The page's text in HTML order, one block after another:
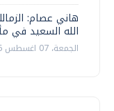
هاني عصام:
الله السعيد في
الجمعة، 07 اغسطس 2026 02:30 م